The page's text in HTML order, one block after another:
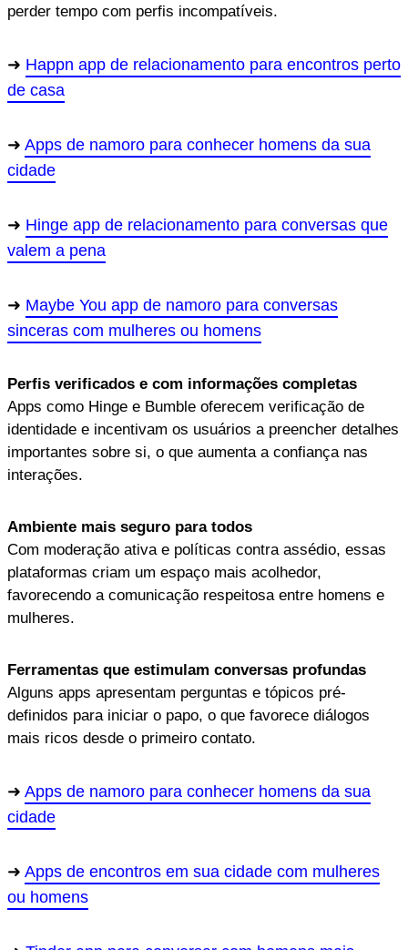
perder tempo com perfis incompatíveis.
Happn app de relacionamento para encontros perto
de casa
Apps de namoro para conhecer homens da sua
cidade
Hinge app de relacionamento para conversas que
valem a pena
Maybe You app de namoro para conversas
sinceras com mulheres ou homens
Perfis verificados e com informações completas
Apps como Hinge e Bumble oferecem verificação de
identidade e incentivam os usuários a preencher detalhes
importantes sobre si, o que aumenta a confiança nas
interações.
Ambiente mais seguro para todos
Com moderação ativa e políticas contra assédio, essas
plataformas criam um espaço mais acolhedor,
favorecendo a comunicação respeitosa entre homens e
mulheres.
Ferramentas que estimulam conversas profundas
Alguns apps apresentam perguntas e tópicos pré-
definidos para iniciar o papo, o que favorece diálogos
mais ricos desde o primeiro contato.
Apps de namoro para conhecer homens da sua
cidade
Apps de encontros em sua cidade com mulheres
ou homens